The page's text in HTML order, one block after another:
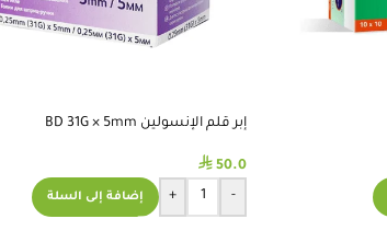
إبر قلم الإنسولين BD 31G × 5mm
⃁ 50.0
-
+ إضافة إلى السلة